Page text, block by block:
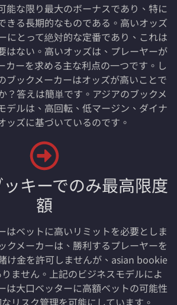
能な限り最大のボーナスであり、特に
きる長期的なものである。高いオッズ
にとって絶対的な定番であり、これは
はない。高いオッズは、プレーヤーが
カーを求める主な利点の一つです。し
ブックメーカーはオッズが高いことで
？答えは簡単です。アジアのブックメ
デルは、高回転、低マージン、ダイナ
ッズに基づいているのです。
キーでのみ最高限度
額
はベットに高いリミットを必要としま
クメーカーは、勝利するプレーヤーを
け金を許可しませんが、asian bookie
ません。上記のビジネスモデルによ
は大口ベッターに高額ベットの可能性
リスク管理を可能にしています。